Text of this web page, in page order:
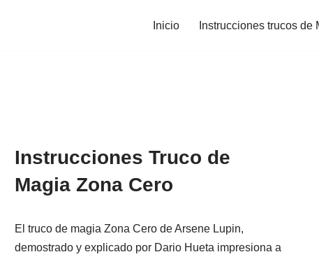
Inicio Instrucciones trucos de
Instrucciones Truco de
Magia Zona Cero
El truco de magia Zona Cero de Arsene Lupin,
demostrado y explicado por Dario Hueta impresiona a